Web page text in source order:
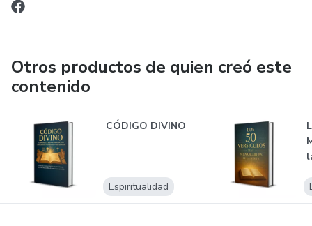
Otros productos de quien creó este
contenido
CÓDIGO DIVINO
Espiritualidad